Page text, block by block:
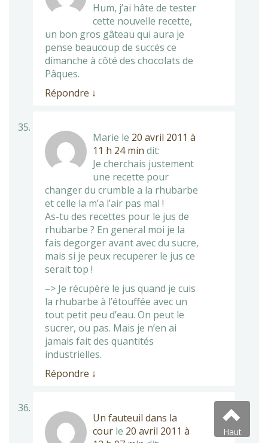
Hum, j’ai hâte de tester
cette nouvelle recette,
un bon gros gâteau qui aura je
pense beaucoup de succés ce
dimanche à côté des chocolats de
Pâques.
Répondre ↓
Marie le 20 avril 2011 à
11 h 24 min dit:
Je cherchais justement
une recette pour
changer du crumble a la rhubarbe
et celle la m’a l’air pas mal !
As-tu des recettes pour le jus de
rhubarbe ? En general moi je la
fais degorger avant avec du sucre,
mais si je peux recuperer le jus ce
serait top !
–> Je récupère le jus quand je cuis
la rhubarbe à l’étouffée avec un
tout petit peu d’eau. On peut le
sucrer, ou pas. Mais je n’en ai
jamais fait des quantités
industrielles.
Répondre ↓
Un fauteuil dans la
cour le 20 avril 2011 à
Haut